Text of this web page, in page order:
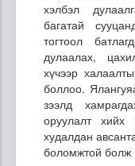
хэлбэл
багатай
тогтоол
дулаалах,
хүчээр
боллоо.
зээлд
оруулалт
худалдан
боломжтой болж